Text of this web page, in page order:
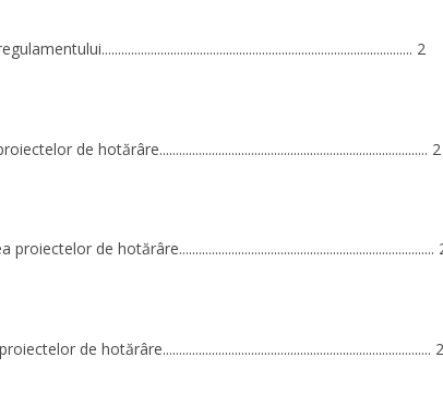
2
de hotărâre.................................................................................. 2
de hotărâre..............................................................................
de hotărâre.................................................................................. 2